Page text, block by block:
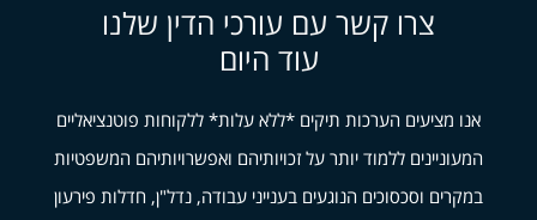
צרו קשר עם עורכי הדין שלנו
עוד היום
אנו מציעים הערכות תיקים *ללא עלות* ללקוחות פוטנציאליים
המעוניינים ללמוד יותר על זכויותיהם ואפשרויותיהם המשפטיות
במקרים וסכסוכים הנוגעים בענייני עבודה, נדל"ן, חדלות פירעון